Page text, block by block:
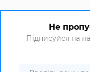
Не
Підписуйся на